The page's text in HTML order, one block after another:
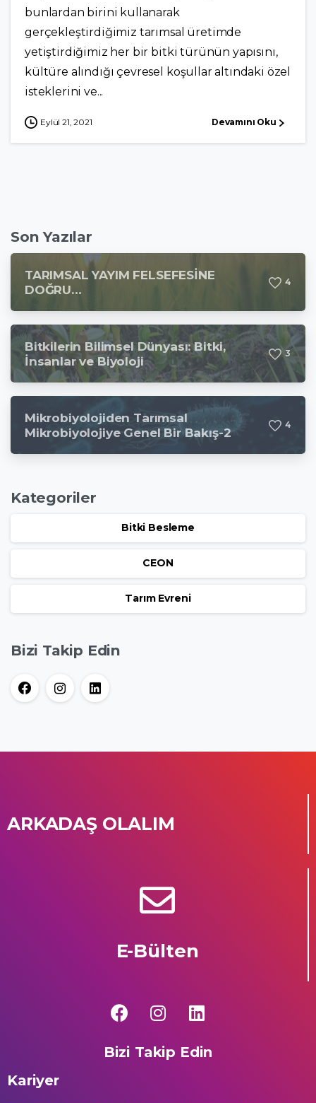
bunlardan birini kullanarak
gerçekleştirdiğimiz tarımsal üretimde
yetiştirdiğimiz her bir bitki türünün yapısını,
kültüre alındığı çevresel koşullar altındaki özel
isteklerini ve...
Eylül 21, 2021 Devamını Oku
Son Yazılar
TARIMSAL YAYIM FELSEFESİNE
DOĞRU…
4
Bitkilerin Bilimsel Dünyası: Bitki,
İnsanlar ve Biyoloji
3
Mikrobiyolojiden Tarımsal
Mikrobiyolojiye Genel Bir Bakış-2
4
Kategoriler
Bitki Besleme
CEON
Tarım Evreni
Bizi Takip Edin
ARKADAŞ OLALIM
E-Bülten
Bizi Takip Edin
Kariyer